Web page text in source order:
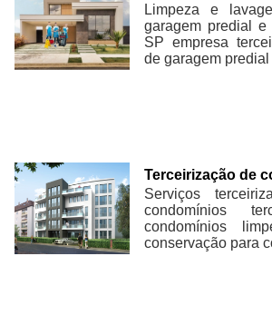
Limpeza e
garagem predial
SP empresa
de garagem predial
Terceirização de
Serviços
condomínios
condomínios
conservação para